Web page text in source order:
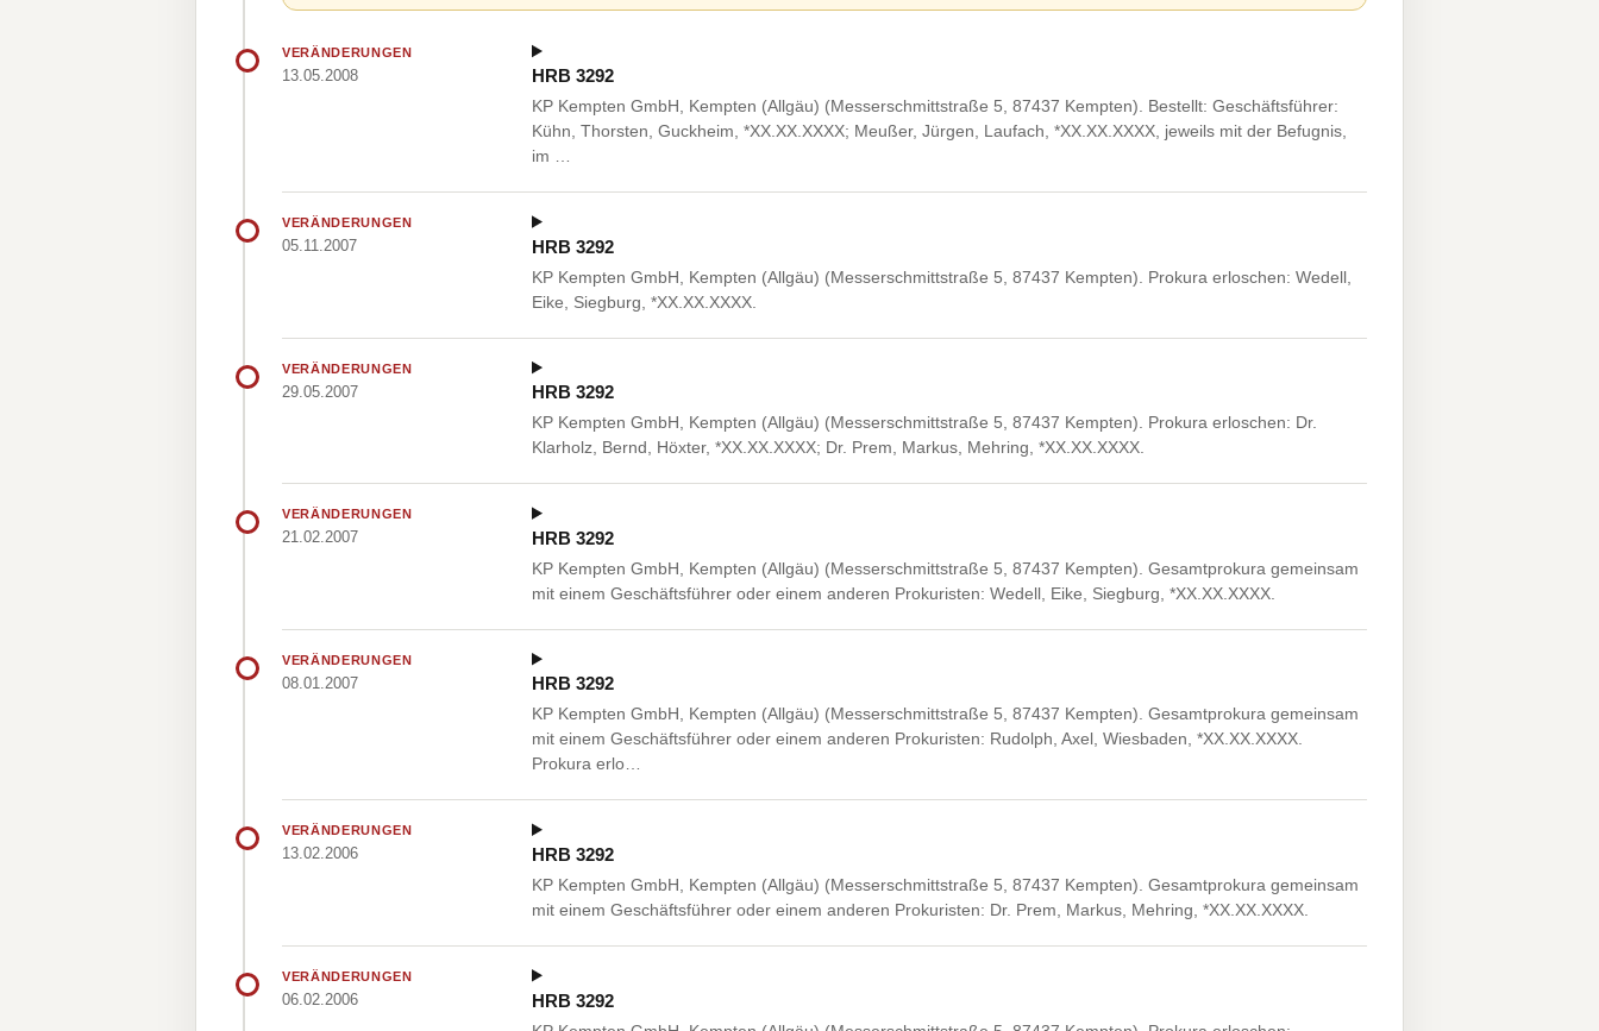
VERÄNDERUNGEN
13.05.2008 HRB 3292
KP Kempten GmbH, Kempten (Allgäu) (Messerschmittstraße 5, 87437 Kempten). Bestellt: Geschäftsführer:
Kühn, Thorsten, Guckheim, *XX.XX.XXXX; Meußer, Jürgen, Laufach, *XX.XX.XXXX, jeweils mit der Befugnis,
im …
VERÄNDERUNGEN
05.11.2007 HRB 3292
KP Kempten GmbH, Kempten (Allgäu) (Messerschmittstraße 5, 87437 Kempten). Prokura erloschen: Wedell,
Eike, Siegburg, *XX.XX.XXXX.
VERÄNDERUNGEN
29.05.2007 HRB 3292
KP Kempten GmbH, Kempten (Allgäu) (Messerschmittstraße 5, 87437 Kempten). Prokura erloschen: Dr.
Klarholz, Bernd, Höxter, *XX.XX.XXXX; Dr. Prem, Markus, Mehring, *XX.XX.XXXX.
VERÄNDERUNGEN
21.02.2007 HRB 3292
KP Kempten GmbH, Kempten (Allgäu) (Messerschmittstraße 5, 87437 Kempten). Gesamtprokura gemeinsam
mit einem Geschäftsführer oder einem anderen Prokuristen: Wedell, Eike, Siegburg, *XX.XX.XXXX.
VERÄNDERUNGEN
08.01.2007 HRB 3292
KP Kempten GmbH, Kempten (Allgäu) (Messerschmittstraße 5, 87437 Kempten). Gesamtprokura gemeinsam
mit einem Geschäftsführer oder einem anderen Prokuristen: Rudolph, Axel, Wiesbaden, *XX.XX.XXXX.
Prokura erlo…
VERÄNDERUNGEN
13.02.2006 HRB 3292
KP Kempten GmbH, Kempten (Allgäu) (Messerschmittstraße 5, 87437 Kempten). Gesamtprokura gemeinsam
mit einem Geschäftsführer oder einem anderen Prokuristen: Dr. Prem, Markus, Mehring, *XX.XX.XXXX.
VERÄNDERUNGEN
06.02.2006 HRB 3292